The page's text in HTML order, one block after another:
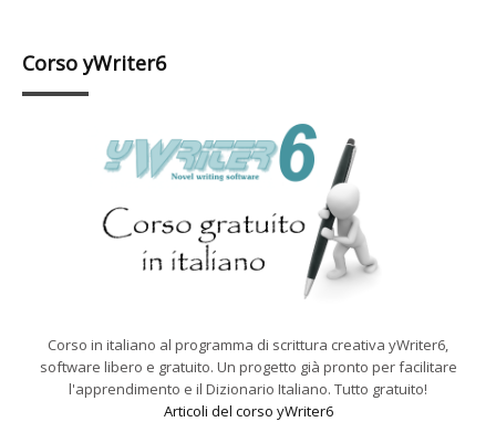
Corso yWriter6
Corso in italiano al programma di scrittura creativa yWriter6,
software libero e gratuito. Un progetto già pronto per facilitare
l'apprendimento e il Dizionario Italiano. Tutto gratuito!
Articoli del corso yWriter6